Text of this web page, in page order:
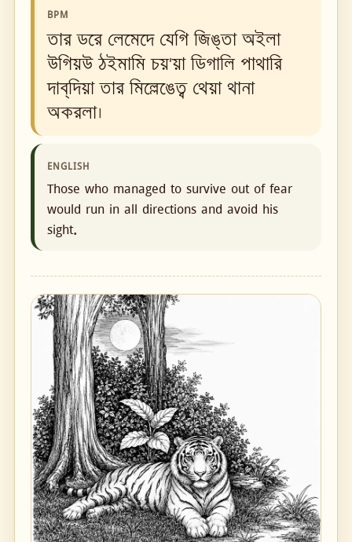
BPM
তার ডরে লেমেদে যেগি জিঙ্‌তা অইলা
উগিয়উ ঠ‌ইমামি চয়'য়া ডিগালি পাথারি
দাব্‌দিয়া তার মিল্লেঙেত্ব থেয়া থানা
অকরলা।
ENGLISH
Those who managed to survive out of fear
would run in all directions and avoid his
sight.